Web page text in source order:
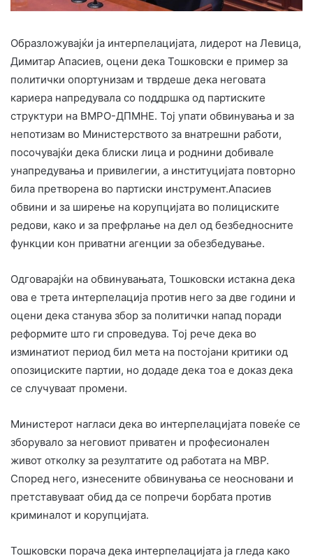
Образложувајќи ја интерпелацијата, лидерот на Левица,
Димитар Апасиев, оцени дека Тошковски е пример за
политички опортунизам и тврдеше дека неговата
кариера напредувала со поддршка од партиските
структури на ВМРО-ДПМНЕ. Тој упати обвинувања и за
непотизам во Министерството за внатрешни работи,
посочувајќи дека блиски лица и роднини добивале
унапредувања и привилегии, а институцијата повторно
била претворена во партиски инструмент.Апасиев
обвини и за ширење на корупцијата во полициските
редови, како и за префрлање на дел од безбедносните
функции кон приватни агенции за обезбедување.
Одговарајќи на обвинувањата, Тошковски истакна дека
ова е трета интерпелација против него за две години и
оцени дека станува збор за политички напад поради
реформите што ги спроведува. Тој рече дека во
изминатиот период бил мета на постојани критики од
опозициските партии, но додаде дека тоа е доказ дека
се случуваат промени.
Министерот нагласи дека во интерпелацијата повеќе се
зборувало за неговиот приватен и професионален
живот отколку за резултатите од работата на МВР.
Според него, изнесените обвинувања се неосновани и
претставуваат обид да се попречи борбата против
криминалот и корупцијата.
Тошковски порача дека интерпелацијата ја гледа како